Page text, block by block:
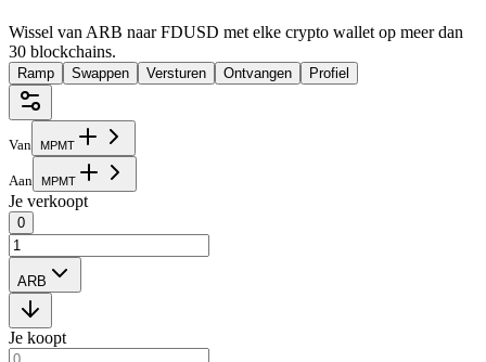
Wissel van ARB naar FDUSD met elke crypto wallet op meer dan
30 blockchains.
Ramp Swappen Versturen Ontvangen Profiel
Van MPMT
Aan MPMT
Je verkoopt
0
ARB
Je koopt